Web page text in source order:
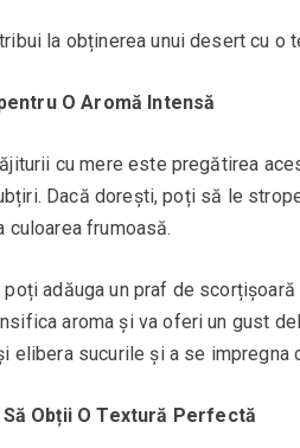
la obținerea unui desert cu o
O Aromă Intensă
cu mere este pregătirea
Dacă dorești, poți să le
culoarea frumoasă.
adăuga un praf de
aroma și va oferi un gust
elibera sucurile și a se impregna
Obții O Textură Perfectă